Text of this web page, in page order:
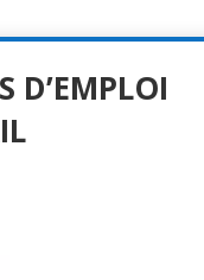
D’EMPLOI